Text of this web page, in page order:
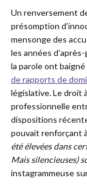
Un renversement
présomption
mensonge des
les années
la parole ont
de rapports de
législative. Le droit
professionnelle
dispositions
pouvait renforçant
été élevées dans
Mais silencieuses)
instagrammeuse